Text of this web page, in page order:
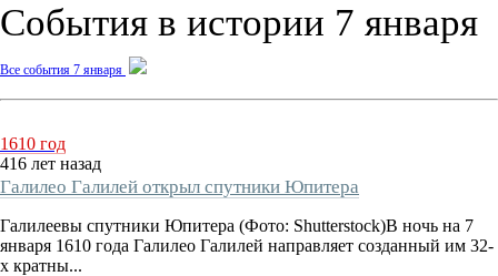
События в истории 7 января
Все события 7 января
1610 год
416 лет назад
Галилео Галилей открыл спутники Юпитера
Галилеевы спутники Юпитера (Фото: Shutterstock)В ночь на 7
января 1610 года Галилео Галилей направляет созданный им 32-
х кратны...